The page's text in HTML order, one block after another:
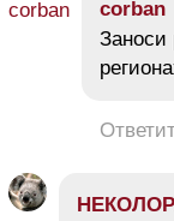
corban
Заноси